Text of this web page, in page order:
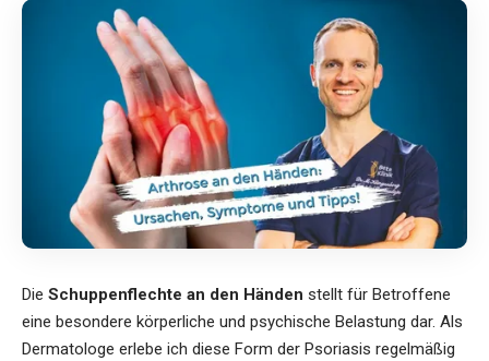
Die Schuppenflechte an den Händen stellt für Betroffene
eine besondere körperliche und psychische Belastung dar. Als
Dermatologe erlebe ich diese Form der Psoriasis regelmäßig